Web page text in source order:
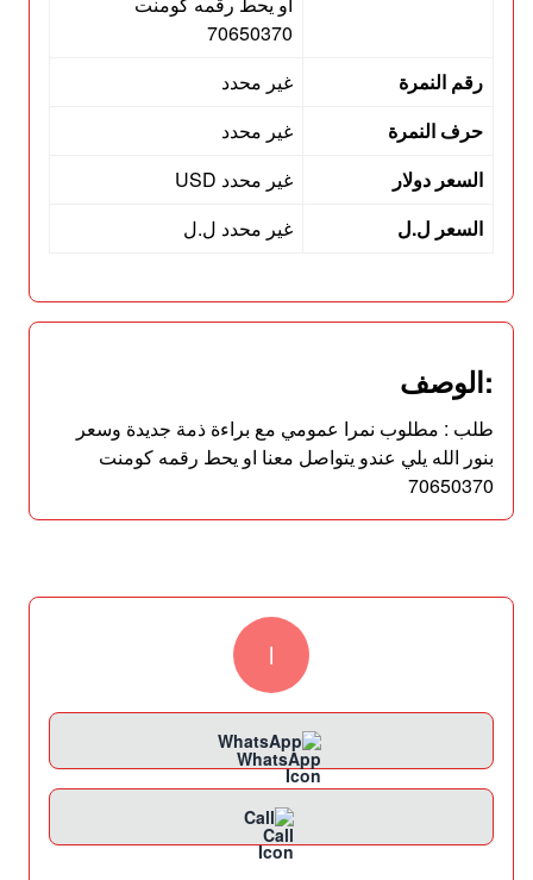
70650370
رقم النمرة
غير محدد
حرف النمرة
غير محدد
السعر دولار
غير محدد USD
السعر ل.ل
غير محدد ل.ل
:الوصف
طلب : مطلوب نمرا عمومي مع براءة ذمة جديدة وسعر
بنور الله يلي عندو يتواصل معنا او يحط رقمه كومنت
70650370
l
WhatsApp
Call